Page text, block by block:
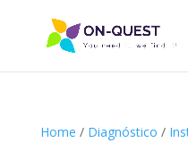
Home / Diagnóstico /